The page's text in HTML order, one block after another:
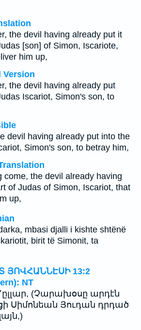
the devil having already put it
[son] of Simon, Iscariote,
him up,
Version
the devil having already put
Iscariot, Simon's son, to
devil having already put into the
Simon's son, to betray him,
come, the devil already having
of Judas of Simon, Iscariot, that
up,
mbasi djalli i kishte shtënë
birit të Simonit, ta
ՅՈՎՀԱՆՆԷՍԻ 13:2
NT
(Չարախօսը արդէն
Սիմոնեան Յուդան դրդած